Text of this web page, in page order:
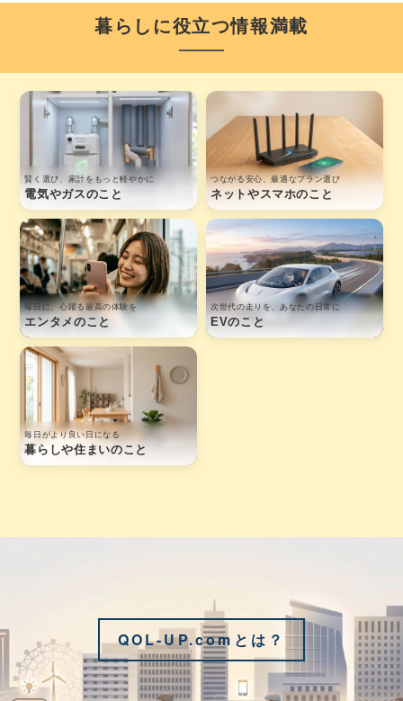
暮らしに役立つ情報満載
賢く選び、家計をもっと軽やかに
電気やガスのこと
つながる安心、最適なプラン選び
ネットやスマホのこと
毎日に、心躍る最高の体験を
エンタメのこと
次世代の走りを、あなたの日常に
EVのこと
毎日がより良い日になる
暮らしや住まいのこと
QOL-UP.comとは？